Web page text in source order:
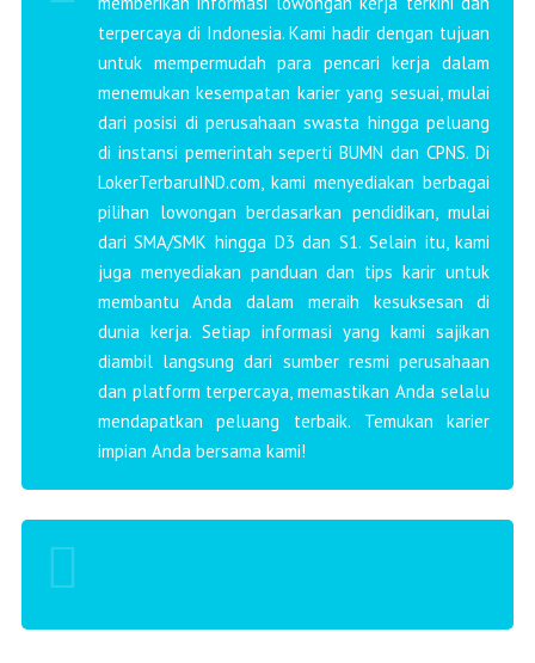
terpercaya di Indonesia. Kami hadir dengan tujuan
untuk mempermudah para pencari kerja dalam
menemukan kesempatan karier yang sesuai, mulai
dari posisi di perusahaan swasta hingga peluang
di instansi pemerintah seperti BUMN dan CPNS. Di
LokerTerbaruIND.com, kami menyediakan berbagai
pilihan lowongan berdasarkan pendidikan, mulai
dari SMA/SMK hingga D3 dan S1. Selain itu, kami
juga menyediakan panduan dan tips karir untuk
membantu Anda dalam meraih kesuksesan di
dunia kerja. Setiap informasi yang kami sajikan
diambil langsung dari sumber resmi perusahaan
dan platform terpercaya, memastikan Anda selalu
mendapatkan peluang terbaik. Temukan karier
impian Anda bersama kami!